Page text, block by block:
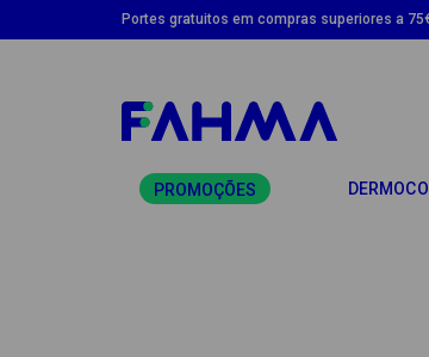
Portes gratuitos em compras superiores a
PROMOÇÕES